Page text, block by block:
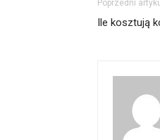
Poprzedni
Ile kosztują